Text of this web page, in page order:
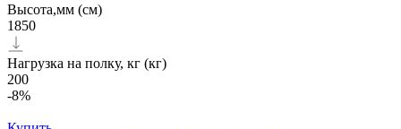
Высота,мм (см)
1850
Нагрузка на полку, кг (кг)
200
-8%